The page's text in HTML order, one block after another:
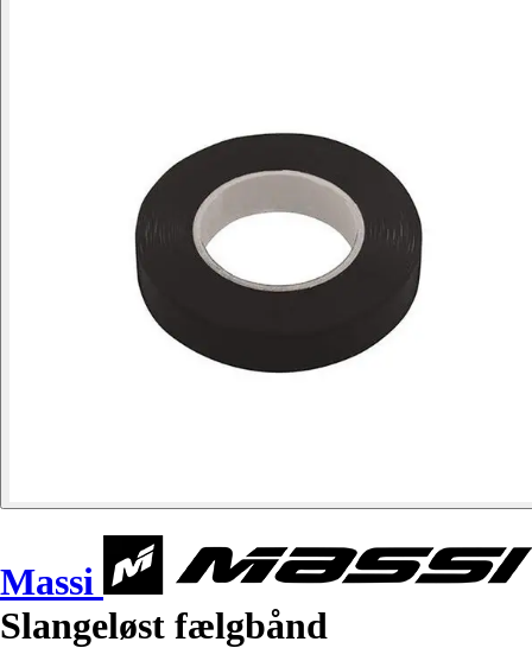
Massi
Slangeløst fælgbånd